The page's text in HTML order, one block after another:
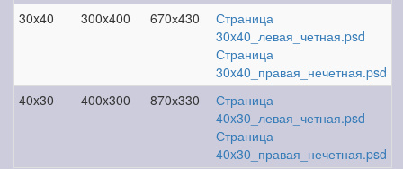
30x40
300x400 670х430
Страница
30x40_левая_четная.psd
Страница
30x40_правая_нечетная.psd
40x30
400x300 870х330
Страница
40x30_левая_четная.psd
Страница
40x30_правая_нечетная.psd